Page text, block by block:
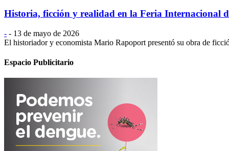
Historia, ficción y realidad en la Feria Internacional
- - 13 de mayo de 2026
El historiador y economista Mario Rapoport presentó su obra de
Espacio Publicitario